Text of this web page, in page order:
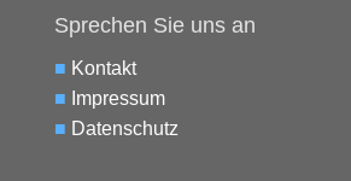
Sprechen Sie uns an
■ Kontakt
■ Impressum
■ Datenschutz